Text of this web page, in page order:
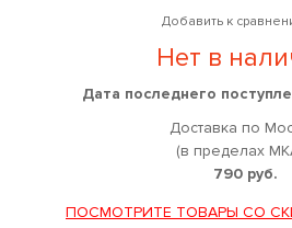
Добавить к
Нет в
Дата последнего
Доставка по
(в пределах
790 руб.
ПОСМОТРИТЕ ТОВАРЫ СО